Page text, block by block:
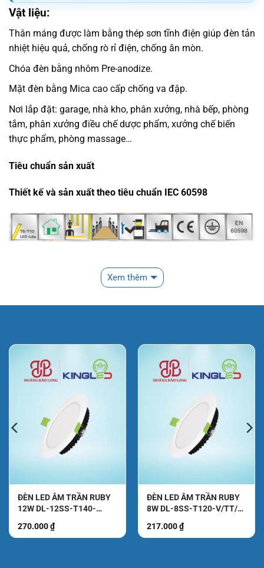
Vật liệu:
Thân máng được làm bằng thép sơn tĩnh điện giúp đèn tản
nhiệt hiệu quả, chống rò rỉ điện, chống ăn mòn.
Chóa đèn bằng nhôm Pre-anodize.
Mặt đèn bằng Mica cao cấp chống va đập.
Nơi lắp đặt: garage, nhà kho, phân xưởng, nhà bếp, phòng
tắm, phân xưởng điều chế dược phẩm, xưởng chế biến
thực phẩm, phòng massage…
Tiêu chuẩn sản xuất
Thiết kế và sản xuất theo tiêu chuẩn IEC 60598
Xem thêm
ĐÈN LED ÂM TRẦN RUBY
12W DL-12SS-T140-
270.000₫
ĐÈN LED ÂM TRẦN RUBY
8W DL-8SS-T120-V/TT/T
217.000₫